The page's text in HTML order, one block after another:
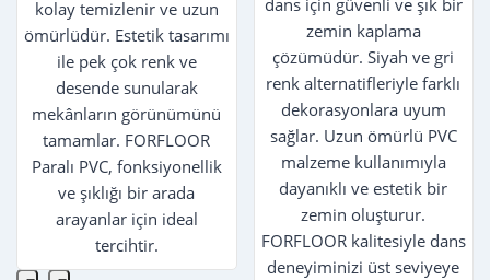
kolay temizlenir ve uzun
ömürlüdür. Estetik tasarımı
ile pek çok renk ve
desende sunularak
mekânların görünümünü
tamamlar. FORFLOOR
Paralı PVC, fonksiyonellik
ve şıklığı bir arada
arayanlar için ideal
tercihtir.
dans için güvenli ve şık bir
zemin kaplama
çözümüdür. Siyah ve gri
renk alternatifleriyle farklı
dekorasyonlara uyum
sağlar. Uzun ömürlü PVC
malzeme kullanımıyla
dayanıklı ve estetik bir
zemin oluşturur.
FORFLOOR kalitesiyle dans
deneyiminizi üst seviyeye